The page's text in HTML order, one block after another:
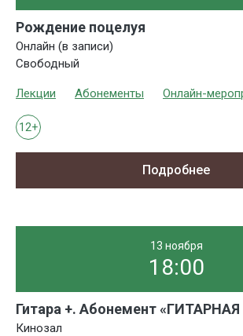
Рождение поцелуя
Онлайн (в записи)
Свободный
Лекции Абонементы Онлайн-
12+
Подробнее
13 ноября
18:00
Гитара +. Абонемент
Кинозал